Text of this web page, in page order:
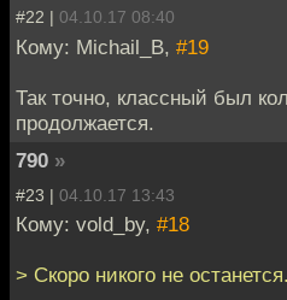
#22 | 04.10.17 08:40
Кому: Michail_B, #19
Так точно, классный был
продолжается.
790 »
#23 | 04.10.17 13:43
Кому: vold_by, #18
> Скоро никого не